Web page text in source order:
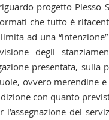
progetto Plesso
che tutto è
ad una
degli
presentata, sulla
ovvero merendine
con quanto
l’assegnazione del